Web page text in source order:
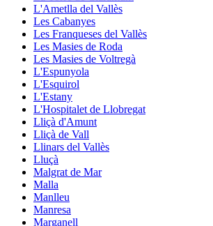
L'Ametlla del Vallès
Les Cabanyes
Les Franqueses del Vallès
Les Masies de Roda
Les Masies de Voltregà
L'Espunyola
L'Esquirol
L'Estany
L'Hospitalet de Llobregat
Lliçà d'Amunt
Lliçà de Vall
Llinars del Vallès
Lluçà
Malgrat de Mar
Malla
Manlleu
Manresa
Marganell